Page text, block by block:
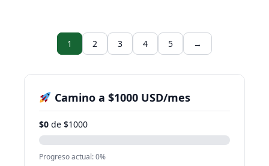
1 2 3 4 5 →
Camino a $1000 USD/mes
$0 de $1000
Progreso actual: 0%